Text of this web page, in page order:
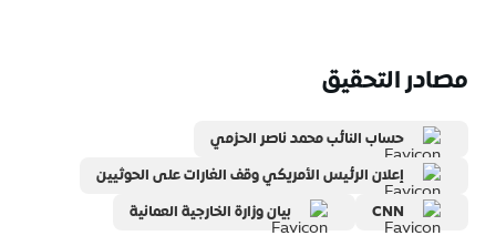
مصادر التحقيق
حساب النائب محمد ناصر الحزمي
إعلان الرئيس الأمريكي وقف الغارات على الحوثيين
CNN
بيان وزارة الخارجية العمانية